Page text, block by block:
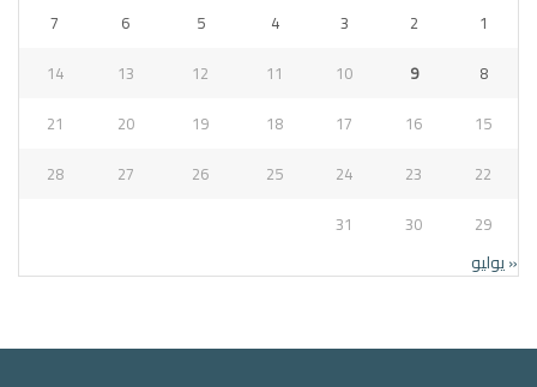
1
2
3
4
5
6
7
8
9
10
11
12
13
14
15
16
17
18
19
20
21
22
23
24
25
26
27
28
29
30
31
« يوليو